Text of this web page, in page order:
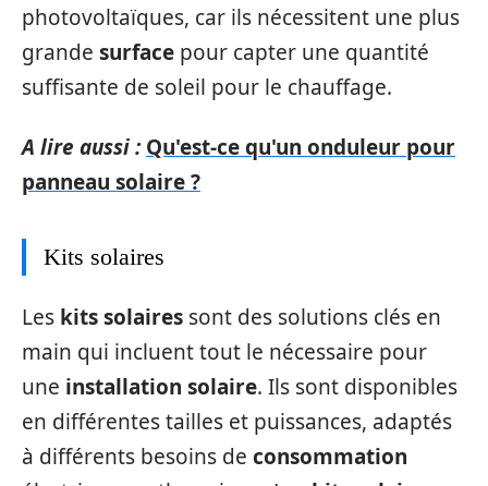
photovoltaïques, car ils nécessitent une plus
grande surface pour capter une quantité
suffisante de soleil pour le chauffage.
A lire aussi : Qu'est-ce qu'un onduleur pour
panneau solaire ?
Kits solaires
Les kits solaires sont des solutions clés en
main qui incluent tout le nécessaire pour
une installation solaire. Ils sont disponibles
en différentes tailles et puissances, adaptés
à différents besoins de consommation